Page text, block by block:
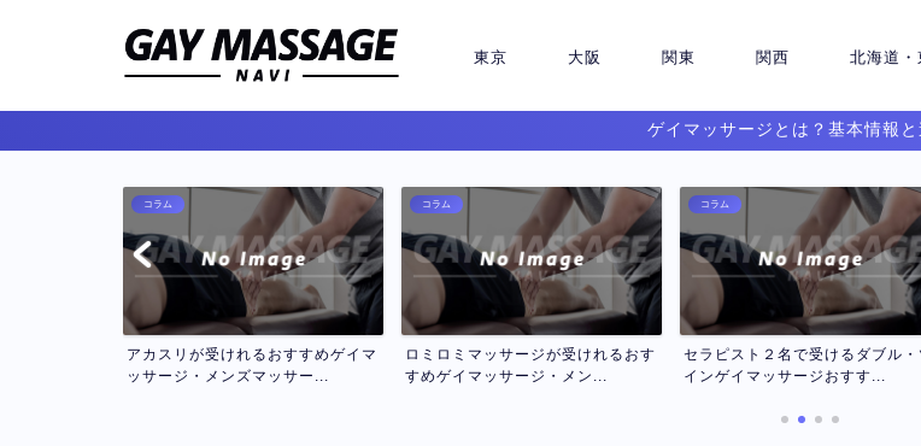
東京 大阪 関東 関西 北海道・
ゲイマッサージとは？基本情報
コラム
ロミロミマッサージが受けれるおす
すめゲイマッサージ・メン...
コラム
セラピスト２名で受けるダブル・ツ
インゲイマッサージおすす...
コラム
タイ古式マッサージのおすすめゲ
マッサージ・メンズマッサ...